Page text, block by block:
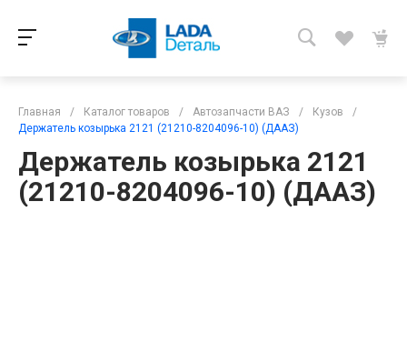
Главная / Каталог товаров / Автозапчасти ВАЗ / Кузов
/
Держатель козырька 2121 (21210-8204096-10) (ДААЗ)
Держатель козырька 2121
(21210-8204096-10) (ДААЗ)